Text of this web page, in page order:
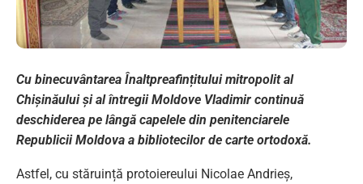
Cu binecuvântarea Înaltpreafințitului mitropolit al
Chișinăului și al întregii Moldove Vladimir continuă
deschiderea pe lângă capelele din penitenciarele
Republicii Moldova a bibliotecilor de carte ortodoxă.
Astfel, cu stăruință protoiereului Nicolae Andrieș,